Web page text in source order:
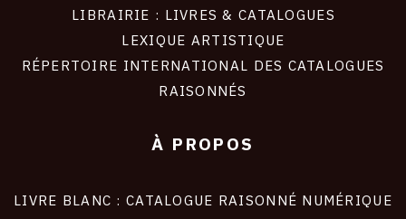
LIBRAIRIE : LIVRES & CATALOGUES
LEXIQUE ARTISTIQUE
RÉPERTOIRE INTERNATIONAL DES CATALOGUES
RAISONNÉS
À PROPOS
LIVRE BLANC : CATALOGUE RAISONNÉ NUMÉRIQUE